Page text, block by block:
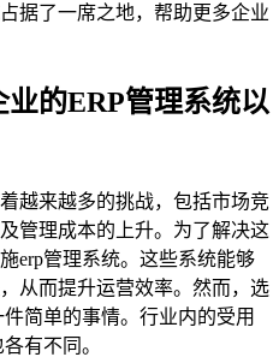
据了一席之地，帮助更多企业
的ERP管理系统以
越来越多的挑战，包括市场竞
管理成本的上升。为了解决这
erp管理系统。这些系统能够
从而提升运营效率。然而，选
简单的事情。行业内的受用
有不同。